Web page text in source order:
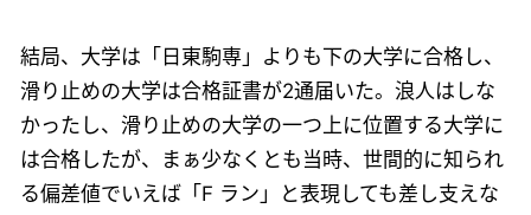
結局、大学は「日東駒専」よりも下の大学に合格し、
滑り止めの大学は合格証書が2通届いた。浪人はしな
かったし、滑り止めの大学の一つ上に位置する大学に
は合格したが、まぁ少なくとも当時、世間的に知られ
る偏差値でいえば「F ラン」と表現しても差し支えな